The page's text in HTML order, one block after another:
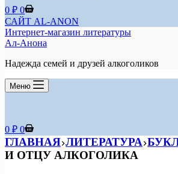
Корзина
0 ₽ 0
САЙТ AL-ANON
Интернет-магазин литературы
Ал-Анона
Надежда семей и друзей алкоголиков
Меню
Корзина
0 ₽ 0
ГЛАВНАЯ ЛИТЕРАТУРА
И ОТЦУ АЛКОГОЛИКА